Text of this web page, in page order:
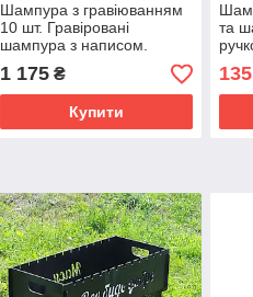
Шампура з гравіюванням
10 шт. Гравіровані
шампура з написом.
Шампура з нержавійки
1 175₴
Купити
та
135